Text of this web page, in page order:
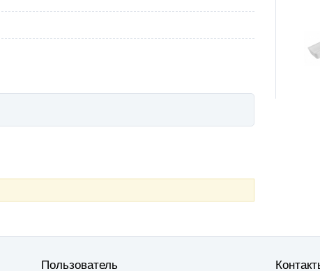
Пользователь